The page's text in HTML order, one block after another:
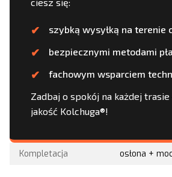
szybką wysyłką na terenie
bezpiecznymi metodami
fachowym wsparciem
Zadbaj o spokój na każdej
jakość Kolchuga®!
Kompletacja osłona +